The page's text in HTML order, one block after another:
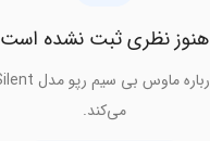
هنوز نظری ثبت نشده است
می‌کند.